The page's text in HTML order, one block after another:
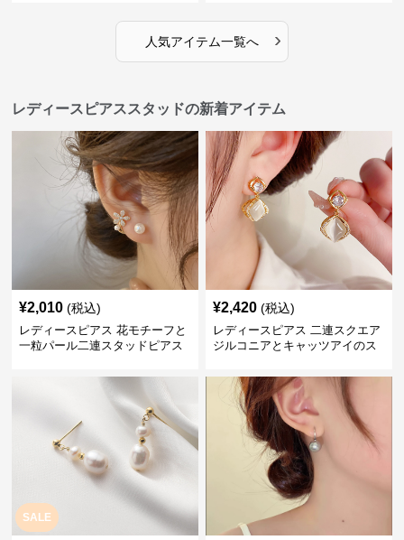
人気アイテム一覧へ ›
レディースピアススタッドの新着アイテム
¥2,010 (税込)
レディースピアス 花モチーフと
一粒パール二連スタッドピアス
¥2,420 (税込)
レディースピアス 二連スクエア
ジルコニアとキャッツアイのス
SALE